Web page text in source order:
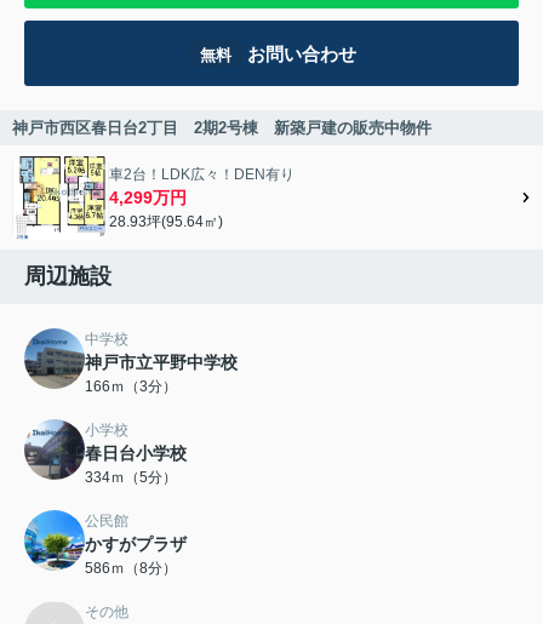
無料 お問い合わせ
神戸市西区春日台2丁目 2期2号棟 新築戸建の販売中物件
車2台！LDK広々！DEN有り
4,299万円
28.93坪(95.64㎡)
周辺施設
中学校
神戸市立平野中学校
166ｍ（3分）
小学校
春日台小学校
334ｍ（5分）
公民館
かすがプラザ
586ｍ（8分）
その他